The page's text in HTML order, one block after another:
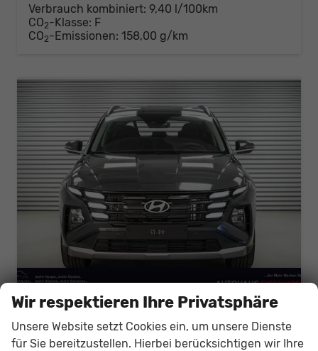
Verbrauch kombiniert: 9,40 l/100km
CO2-Klasse: F
CO2-Emissionen: 158,00 g/km
Hyundai TUCSON
1,6 T-GDi DCT 2WD Style - LAGER
unverbindliche Lieferzeit:10 Tage Fahrzeug mit Tageszulassung
Wir respektieren Ihre Privatsphäre
Unsere Website setzt Cookies ein, um unsere Dienste
für Sie bereitzustellen. Hierbei berücksichtigen wir Ihre